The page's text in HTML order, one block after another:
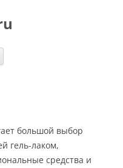
большой выбор
гель-лаком,
средства и